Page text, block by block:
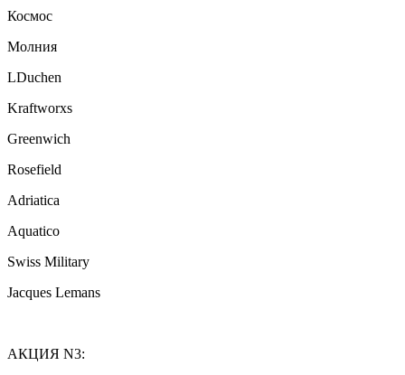
Космос
Молния
LDuchen
Kraftworxs
Greenwich
Rosefield
Adriatica
Aquatico
Swiss Military
Jacques Lemans
АКЦИЯ N3: